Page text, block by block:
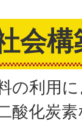
会
の利用
酸化炭